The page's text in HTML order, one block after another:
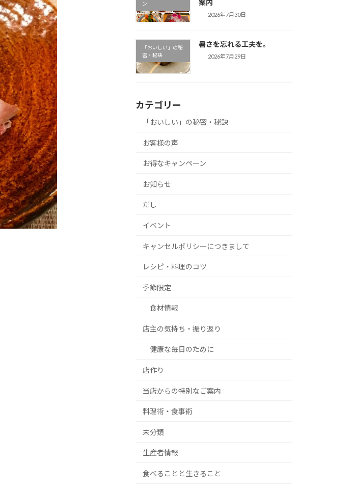
ン
案内
2026年7月30日
「おいしい」の秘
密・秘訣
暑さを忘れる工夫を。
2026年7月29日
カテゴリー
「おいしい」の秘密・秘訣
お客様の声
お得なキャンペーン
お知らせ
だし
イベント
キャンセルポリシーにつきまして
レシピ・料理のコツ
季節限定
食材情報
店主の気持ち・振り返り
健康な毎日のために
店作り
当店からの特別なご案内
料理術・食事術
未分類
生産者情報
食べることと生きること